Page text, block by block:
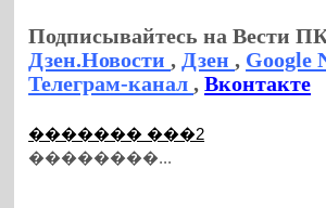
Подписывайтесь на Вести
Дзен.Новости, Дзен, Google
Телеграм-канал,Вконтакте
������� ���2
��������...